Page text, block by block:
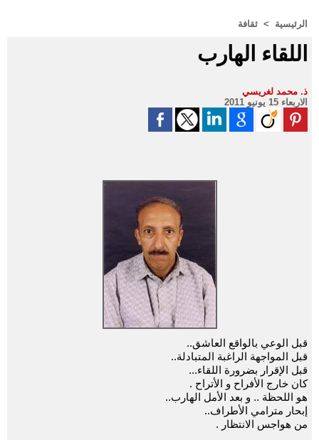
الرئيسية > ثقافة
اللقاء الهارب
ذ. محمد لغريسي
الاربعاء 15 يونيو 2011
قبل الوعي بالواقع العاشق..
قبل المواجهة الراغبة المتبادلة..
قبل اﻹقرار بضرورة اللقاء...
كان خارج الأفراح و الأتراح .
هو اللحظة .. و بعد الأمل الهارب..
إبحار مترامي اﻷطراف..
من هواجس الانتظار .